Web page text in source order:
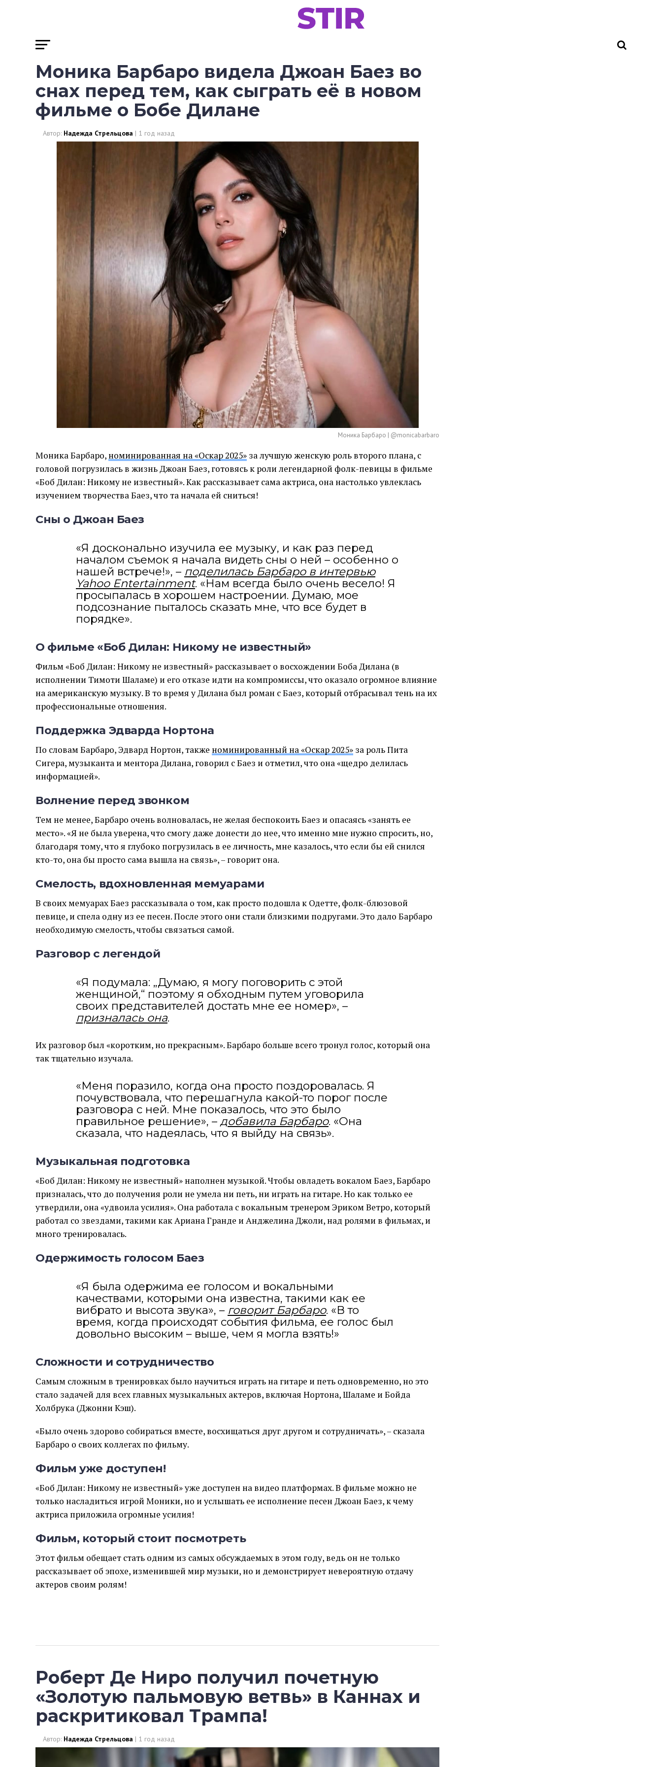
Моника Барбаро видела Джоан Баез во
снах перед тем, как сыграть её в новом
фильме о Бобе Дилане
Автор: Надежда Стрельцова | 1 год назад
Моника Барбаро | @monicabarbaro
Моника Барбаро, номинированная на «Оскар 2025» за лучшую женскую роль второго плана, с
головой погрузилась в жизнь Джоан Баез, готовясь к роли легендарной фолк-певицы в фильме
«Боб Дилан: Никому не известный». Как рассказывает сама актриса, она настолько увлеклась
изучением творчества Баез, что та начала ей сниться!
Сны о Джоан Баез
«Я досконально изучила ее музыку, и как раз перед
началом съемок я начала видеть сны о ней – особенно о
нашей встрече!», – поделилась Барбаро в интервью
Yahoo Entertainment. «Нам всегда было очень весело! Я
просыпалась в хорошем настроении. Думаю, мое
подсознание пыталось сказать мне, что все будет в
порядке».
О фильме «Боб Дилан: Никому не известный»
Фильм «Боб Дилан: Никому не известный» рассказывает о восхождении Боба Дилана (в
исполнении Тимоти Шаламе) и его отказе идти на компромиссы, что оказало огромное влияние
на американскую музыку. В то время у Дилана был роман с Баез, который отбрасывал тень на их
профессиональные отношения.
Поддержка Эдварда Нортона
По словам Барбаро, Эдвард Нортон, также номинированный на «Оскар 2025» за роль Пита
Сигера, музыканта и ментора Дилана, говорил с Баез и отметил, что она «щедро делилась
информацией».
Волнение перед звонком
Тем не менее, Барбаро очень волновалась, не желая беспокоить Баез и опасаясь «занять ее
место». «Я не была уверена, что смогу даже донести до нее, что именно мне нужно спросить, но,
благодаря тому, что я глубоко погрузилась в ее личность, мне казалось, что если бы ей снился
кто-то, она бы просто сама вышла на связь», – говорит она.
Смелость, вдохновленная мемуарами
В своих мемуарах Баез рассказывала о том, как просто подошла к Одетте, фолк-блюзовой
певице, и спела одну из ее песен. После этого они стали близкими подругами. Это дало Барбаро
необходимую смелость, чтобы связаться самой.
Разговор с легендой
«Я подумала: „Думаю, я могу поговорить с этой
женщиной,“ поэтому я обходным путем уговорила
своих представителей достать мне ее номер», –
призналась она.
Их разговор был «коротким, но прекрасным». Барбаро больше всего тронул голос, который она
так тщательно изучала.
«Меня поразило, когда она просто поздоровалась. Я
почувствовала, что перешагнула какой-то порог после
разговора с ней. Мне показалось, что это было
правильное решение», – добавила Барбаро. «Она
сказала, что надеялась, что я выйду на связь».
Музыкальная подготовка
«Боб Дилан: Никому не известный» наполнен музыкой. Чтобы овладеть вокалом Баез, Барбаро
призналась, что до получения роли не умела ни петь, ни играть на гитаре. Но как только ее
утвердили, она «удвоила усилия». Она работала с вокальным тренером Эриком Ветро, который
работал со звездами, такими как Ариана Гранде и Анджелина Джоли, над ролями в фильмах, и
много тренировалась.
Одержимость голосом Баез
«Я была одержима ее голосом и вокальными
качествами, которыми она известна, такими как ее
вибрато и высота звука», – говорит Барбаро. «В то
время, когда происходят события фильма, ее голос был
довольно высоким – выше, чем я могла взять!»
Сложности и сотрудничество
Самым сложным в тренировках было научиться играть на гитаре и петь одновременно, но это
стало задачей для всех главных музыкальных актеров, включая Нортона, Шаламе и Бойда
Холбрука (Джонни Кэш).
«Было очень здорово собираться вместе, восхищаться друг другом и сотрудничать», – сказала
Барбаро о своих коллегах по фильму.
Фильм уже доступен!
«Боб Дилан: Никому не известный» уже доступен на видео платформах. В фильме можно не
только насладиться игрой Моники, но и услышать ее исполнение песен Джоан Баез, к чему
актриса приложила огромные усилия!
Фильм, который стоит посмотреть
Этот фильм обещает стать одним из самых обсуждаемых в этом году, ведь он не только
рассказывает об эпохе, изменившей мир музыки, но и демонстрирует невероятную отдачу
актеров своим ролям!
Роберт Де Ниро получил почетную
«Золотую пальмовую ветвь» в Каннах и
раскритиковал Трампа!
Автор: Надежда Стрельцова | 1 год назад